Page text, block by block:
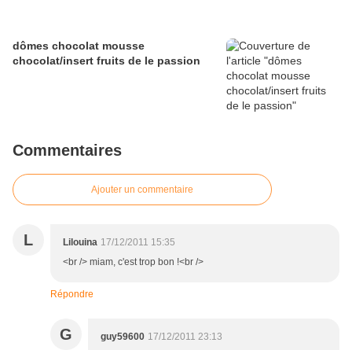
dômes chocolat mousse
chocolat/insert fruits de le passion
Commentaires
Ajouter un commentaire
L Lilouina 17/12/2011 15:35
<br /> miam, c'est trop bon !<br />
Répondre
G guy59600 17/12/2011 23:13